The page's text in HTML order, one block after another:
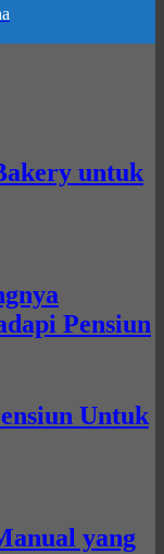
untuk
Pensiun
Untuk
yang